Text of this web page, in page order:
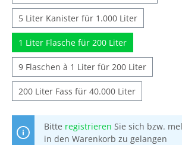
5 Liter Kanister für 1.000 Liter
1 Liter Flasche für 200 Liter
9 Flaschen à 1 Liter für 200 Liter
200 Liter Fass für 40.000 Liter
Bitte registrieren Sie sich bzw.
in den Warenkorb zu gelangen